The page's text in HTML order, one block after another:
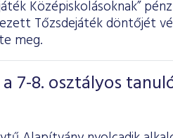
Középiskolásoknak”
Tőzsdejáték döntőjét
meg.
7-8. osztályos